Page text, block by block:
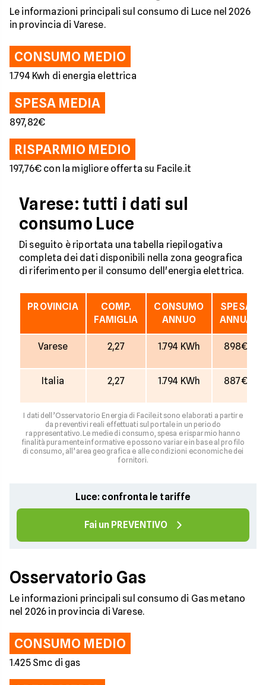
Le informazioni principali sul consumo di Luce nel 2026
in provincia di Varese.
CONSUMO MEDIO
1.794 Kwh di energia elettrica
SPESA MEDIA
897,82€
RISPARMIO MEDIO
197,76€ con la migliore offerta su Facile.it
Varese: tutti i dati sul
consumo Luce
Di seguito è riportata una tabella riepilogativa
completa dei dati disponibili nella zona geografica
di riferimento per il consumo dell'energia elettrica.
PROVINCIA
COMP.
FAMIGLIA
CONSUMO
ANNUO
SPESA
ANNUA
Varese 2,27 1.794 KWh 898€
Italia 2,27 1.794 KWh 887€
I dati dell’Osservatorio Energia di Facile.it sono elaborati a partire
da preventivi reali effettuati sul portale in un periodo
rappresentativo. Le medie di consumo, spesa e risparmio hanno
finalità puramente informative e possono variare in base al profilo
di consumo, all’area geografica e alle condizioni economiche dei
fornitori.
Luce: confronta le tariffe
Fai un PREVENTIVO
Osservatorio Gas
Le informazioni principali sul consumo di Gas metano
nel 2026 in provincia di Varese.
CONSUMO MEDIO
1.425 Smc di gas